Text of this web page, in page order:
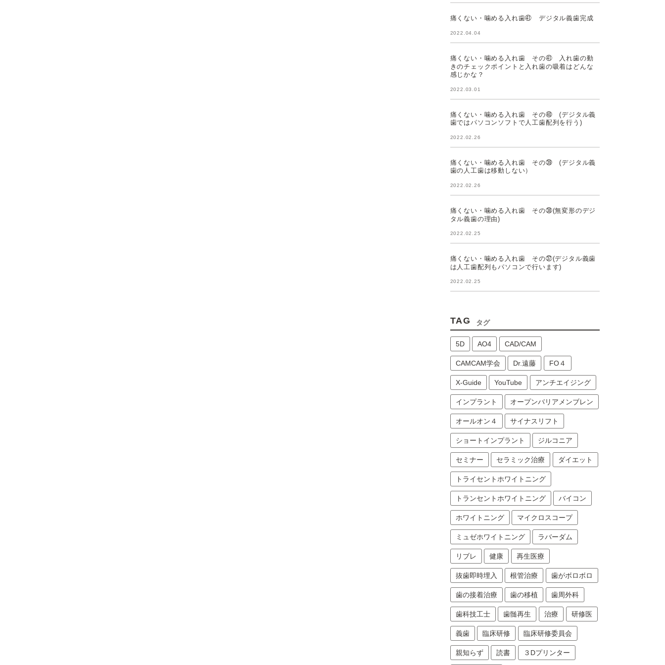
痛くない・噛める入れ歯㊶ デジタル義歯完成
2022.04.04
痛くない・噛める入れ歯 その㊶ 入れ歯の動
きのチェックポイントと入れ歯の吸着はどんな
感じかな？
2022.03.01
痛くない・噛める入れ歯 その㊵ (デジタル義
歯ではパソコンソフトで人工歯配列を行う)
2022.02.26
痛くない・噛める入れ歯 その㊴ (デジタル義
歯の人工歯は移動しない）
2022.02.26
痛くない・噛める入れ歯 その㊳(無変形のデジ
タル義歯の理由)
2022.02.25
痛くない・噛める入れ歯 その㊲(デジタル義歯
は人工歯配列もパソコンで行います)
2022.02.25
TAG タグ
5D AO4 CAD/CAM
CAMCAM学会 Dr.遠藤 FO４
X-Guide YouTube アンチエイジング
インプラント オープンバリアメンブレン
オールオン４ サイナスリフト
ショートインプラント ジルコニア
セミナー セラミック治療 ダイエット
トライセントホワイトニング
トランセントホワイトニング バイコン
ホワイトニング マイクロスコープ
ミュゼホワイトニング ラバーダム
リブレ 健康 再生医療
抜歯即時埋入 根管治療 歯がボロボロ
歯の接着治療 歯の移植 歯周外科
歯科技工士 歯髄再生 治療 研修医
義歯 臨床研修 臨床研修委員会
親知らず 読書 ３Dプリンター